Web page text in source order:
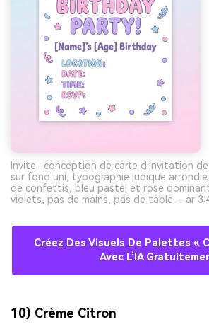
Invite : conception de carte d'invitation
sur fond uni, typographie ludique
de confettis, bleu pastel et rose
violets, pas de mains, pas de table --ar
Créez Des Visuels De Palettes «
Avec L’IA
10) Crème Citron